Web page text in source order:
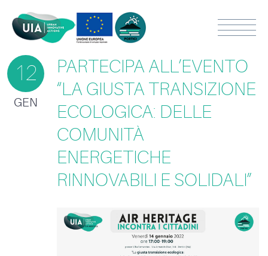
12
GEN
PARTECIPA ALL’EVENTO
“LA GIUSTA TRANSIZIONE
ECOLOGICA: DELLE
COMUNITÀ
ENERGETICHE
RINNOVABILI E SOLIDALI”